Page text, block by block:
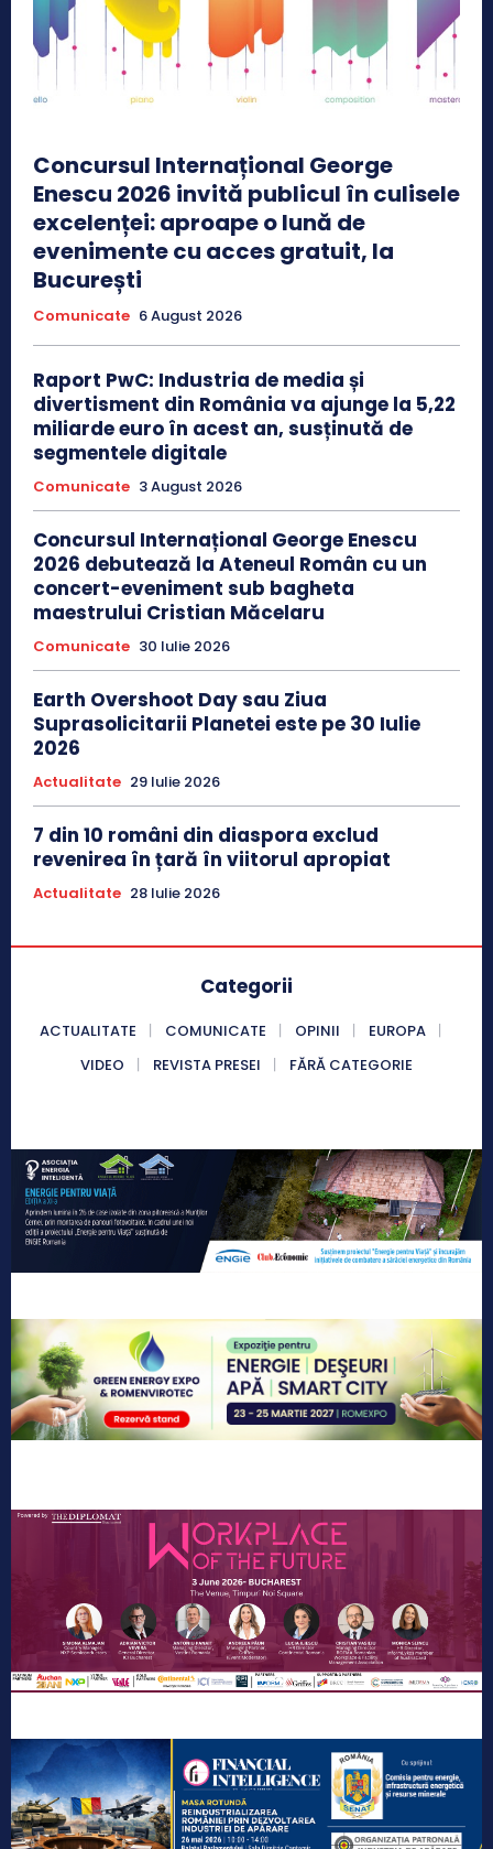
Concursul Internațional George
Enescu 2026 invită publicul în culisele
excelenței: aproape o lună de
evenimente cu acces gratuit, la
București
Comunicate 6 August 2026
Raport PwC: Industria de media și
divertisment din România va ajunge la 5,22
miliarde euro în acest an, susținută de
segmentele digitale
Comunicate 3 August 2026
Concursul Internațional George Enescu
2026 debutează la Ateneul Român cu un
concert-eveniment sub bagheta
maestrului Cristian Măcelaru
Comunicate 30 Iulie 2026
Earth Overshoot Day sau Ziua
Suprasolicitarii Planetei este pe 30 Iulie
2026
Actualitate 29 Iulie 2026
7 din 10 români din diaspora exclud
revenirea în țară în viitorul apropiat
Actualitate 28 Iulie 2026
Categorii
ACTUALITATE COMUNICATE OPINII
EUROPA
VIDEO
REVISTA PRESEI FĂRĂ CATEGORIE